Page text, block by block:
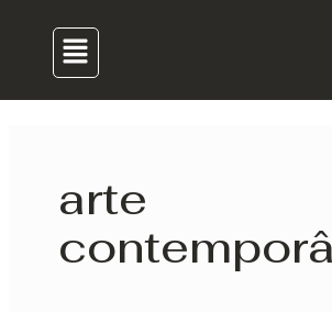
conteúdo
Menu
arte